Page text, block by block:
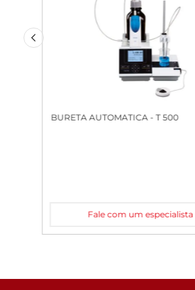
BURETA AUTOMATICA - T 500
Fale com um especialista